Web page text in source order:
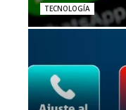
TECNOLOGÍA